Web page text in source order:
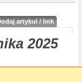
artykuł / link
2025